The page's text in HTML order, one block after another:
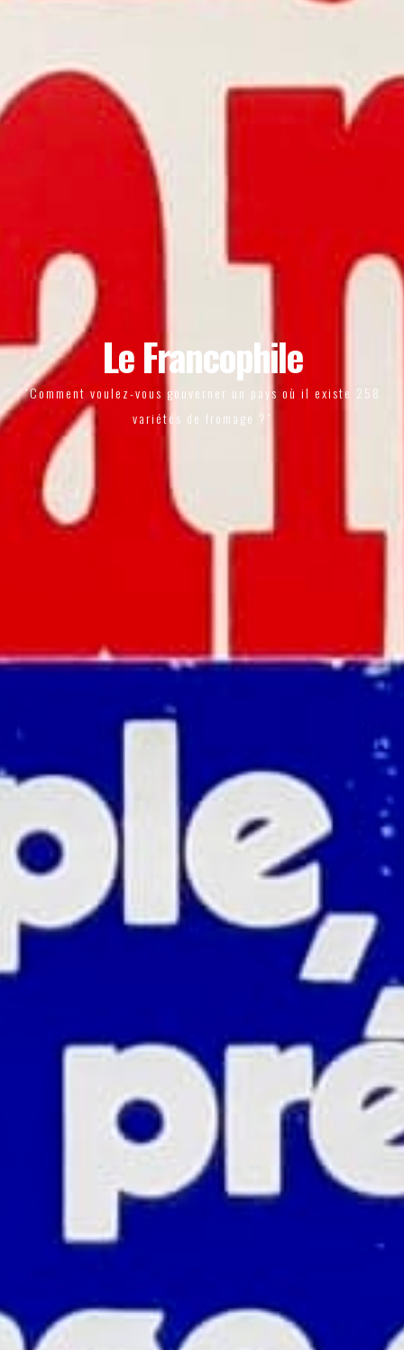
Le Francophile
"Comment voulez-vous gouverner un pays où il existe 258
variétés de fromage ?"